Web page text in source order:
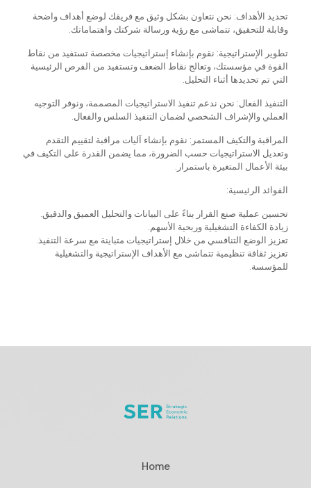
تحديد الأهداف: نحن نتعاون بشكل وثيق مع فريقك لوضع أهداف واضحة
وقابلة للتحقيق، تتماشى مع رؤية ورسالة شركتك واهتماماتك.
تطوير الإستراتيجية: نقوم بإنشاء إستراتيجيات مخصصة تستفيد من نقاط
القوة في مؤسستك، وتعالج نقاط الضعف وتستفيد من الفرص الرئيسية
التي تم تحديدها أثناء التحليل.
التنفيذ الفعال: نحن ندعم تنفيذ الاستراتيجيات المصممة، ونوفر التوجيه
العملي والإشراف الشخصي لضمان التنفيذ السلس والفعال.
المراقبة والتكيف المستمر: نقوم بإنشاء آليات مراقبة لتقييم التقدم
وتعديل الاستراتيجيات حسب الضرورة، مما يضمن القدرة على التكيف في
بيئة الأعمال المتغيرة باستمرار.
الفوائد الرئيسية:
تحسين عملية صنع القرار بناءً على البيانات والتحليل العميق والدقيق.
زيادة الكفاءة التشغيلية وربحية الأسهم.
تعزيز الوضع التنافسي من خلال إستراتيجيات متباينة مع سرعة التنفيذ.
تعزيز ثقافة تنظيمية تتماشى مع الأهداف الإستراتيجية والتشغيلية
للمؤسسة.
Home